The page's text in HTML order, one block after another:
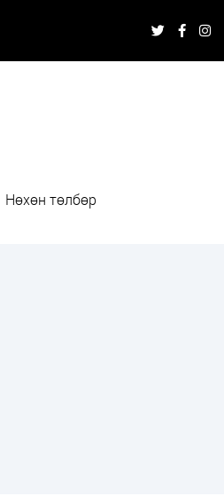
Нөхөн төлбөр